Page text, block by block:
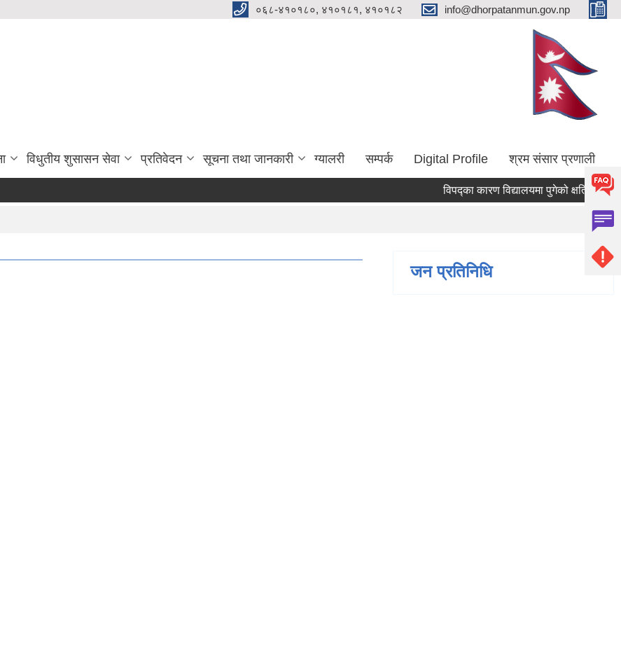
०६८-४१०१८०, ४१०१८१, ४१०१८२ info@dhorpatanmun.gov.np
विधुतीय शुसासन सेवा प्रतिवेदन सूचना तथा जानकारी ग्यालरी सम्पर्क Digital Profile श्रम संसार प्रणाली
विपद्का कारण विद्यालयमा पुगेको क्षति
जन प्रतिनिधि